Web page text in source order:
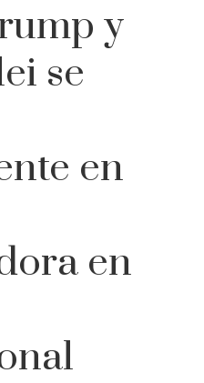
y
se
en
en